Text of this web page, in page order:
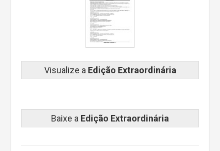
Visualize a Edição Extraordinária
Baixe a Edição Extraordinária